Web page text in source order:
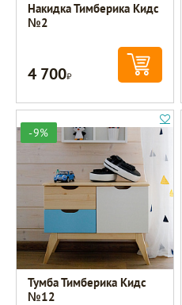
Накидка Тимберика Кидс
№2
4 700Р
-9%
Тумба Тимберика Кидс
№12